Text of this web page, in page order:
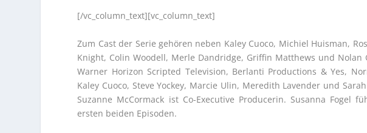
[/vc_column_text][vc_column_text]
Zum Cast der Serie gehören neben Kaley Cuoco, Michiel Huisman,
Knight, Colin Woodell, Merle Dandridge, Griffin Matthews und
Warner Horizon Scripted Television, Berlanti Productions & Yes,
Kaley Cuoco, Steve Yockey, Marcie Ulin, Meredith Lavender und
Suzanne McCormack ist Co-Executive Producerin. Susanna Fogel
ersten beiden Episoden.